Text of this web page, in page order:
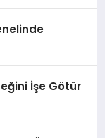
İşe Götür